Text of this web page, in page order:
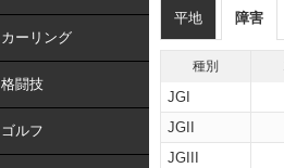
カーリング
格闘技
ゴルフ
平地 障害
種別
JGI
JGII
JGIII